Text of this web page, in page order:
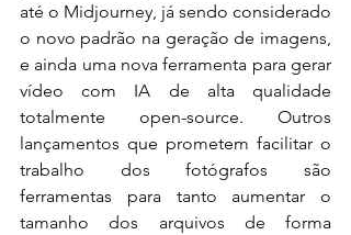
até o Midjourney, já sendo considerado
o novo padrão na geração de imagens,
e ainda uma nova ferramenta para gerar
vídeo com IA de alta qualidade
totalmente open-source. Outros
lançamentos que prometem facilitar o
trabalho dos fotógrafos são
ferramentas para tanto aumentar o
tamanho dos arquivos de forma